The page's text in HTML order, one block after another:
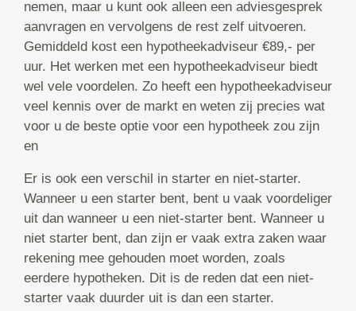
nemen, maar u kunt ook alleen een adviesgesprek
aanvragen en vervolgens de rest zelf uitvoeren.
Gemiddeld kost een hypotheekadviseur €89,- per
uur. Het werken met een hypotheekadviseur biedt
wel vele voordelen. Zo heeft een hypotheekadviseur
veel kennis over de markt en weten zij precies wat
voor u de beste optie voor een hypotheek zou zijn
en
Er is ook een verschil in starter en niet-starter.
Wanneer u een starter bent, bent u vaak voordeliger
uit dan wanneer u een niet-starter bent. Wanneer u
niet starter bent, dan zijn er vaak extra zaken waar
rekening mee gehouden moet worden, zoals
eerdere hypotheken. Dit is de reden dat een niet-
starter vaak duurder uit is dan een starter.